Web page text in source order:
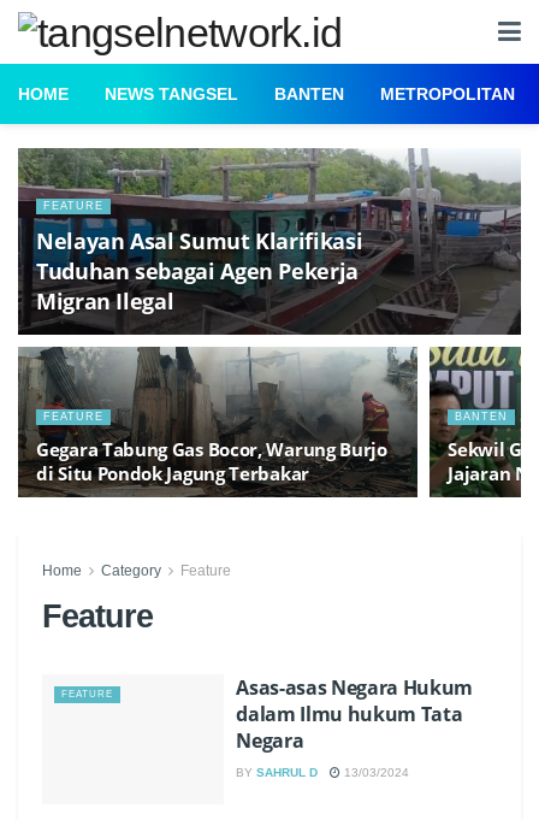
HOME NEWS TANGSEL BANTEN METROPOLITAN
FEATURE
Nelayan Asal Sumut Klarifikasi
Tuduhan sebagai Agen Pekerja
Migran Ilegal
FEATURE
Gegara Tabung Gas Bocor, Warung Burjo
di Situ Pondok Jagung Terbakar
BANTEN
Sekwil
Jajaran
Home Category Feature
Feature
FEATURE
Asas-asas Negara Hukum
dalam Ilmu hukum Tata
Negara
BY SAHRUL D 13/03/2024